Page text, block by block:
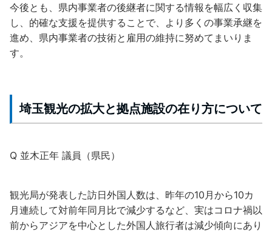
今後とも、県内事業者の後継者に関する情報を幅広く収集
し、的確な支援を提供することで、より多くの事業承継を
進め、県内事業者の技術と雇用の維持に努めてまいりま
す。
埼玉観光の拡大と拠点施設の在り方について
Q 並木正年 議員（県民）
観光局が発表した訪日外国人数は、昨年の10月から10カ
月連続して対前年同月比で減少するなど、実はコロナ禍以
前からアジアを中心とした外国人旅行者は減少傾向にあり